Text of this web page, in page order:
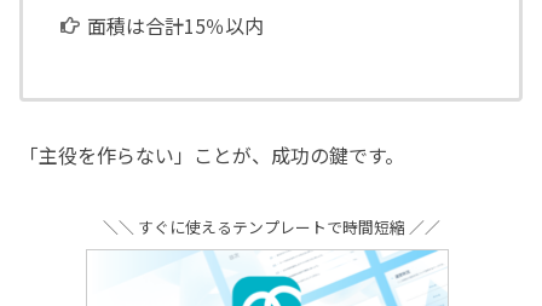
面積は合計15％以内
「主役を作らない」ことが、成功の鍵です。
＼＼ すぐに使えるテンプレートで時間短縮 ／／